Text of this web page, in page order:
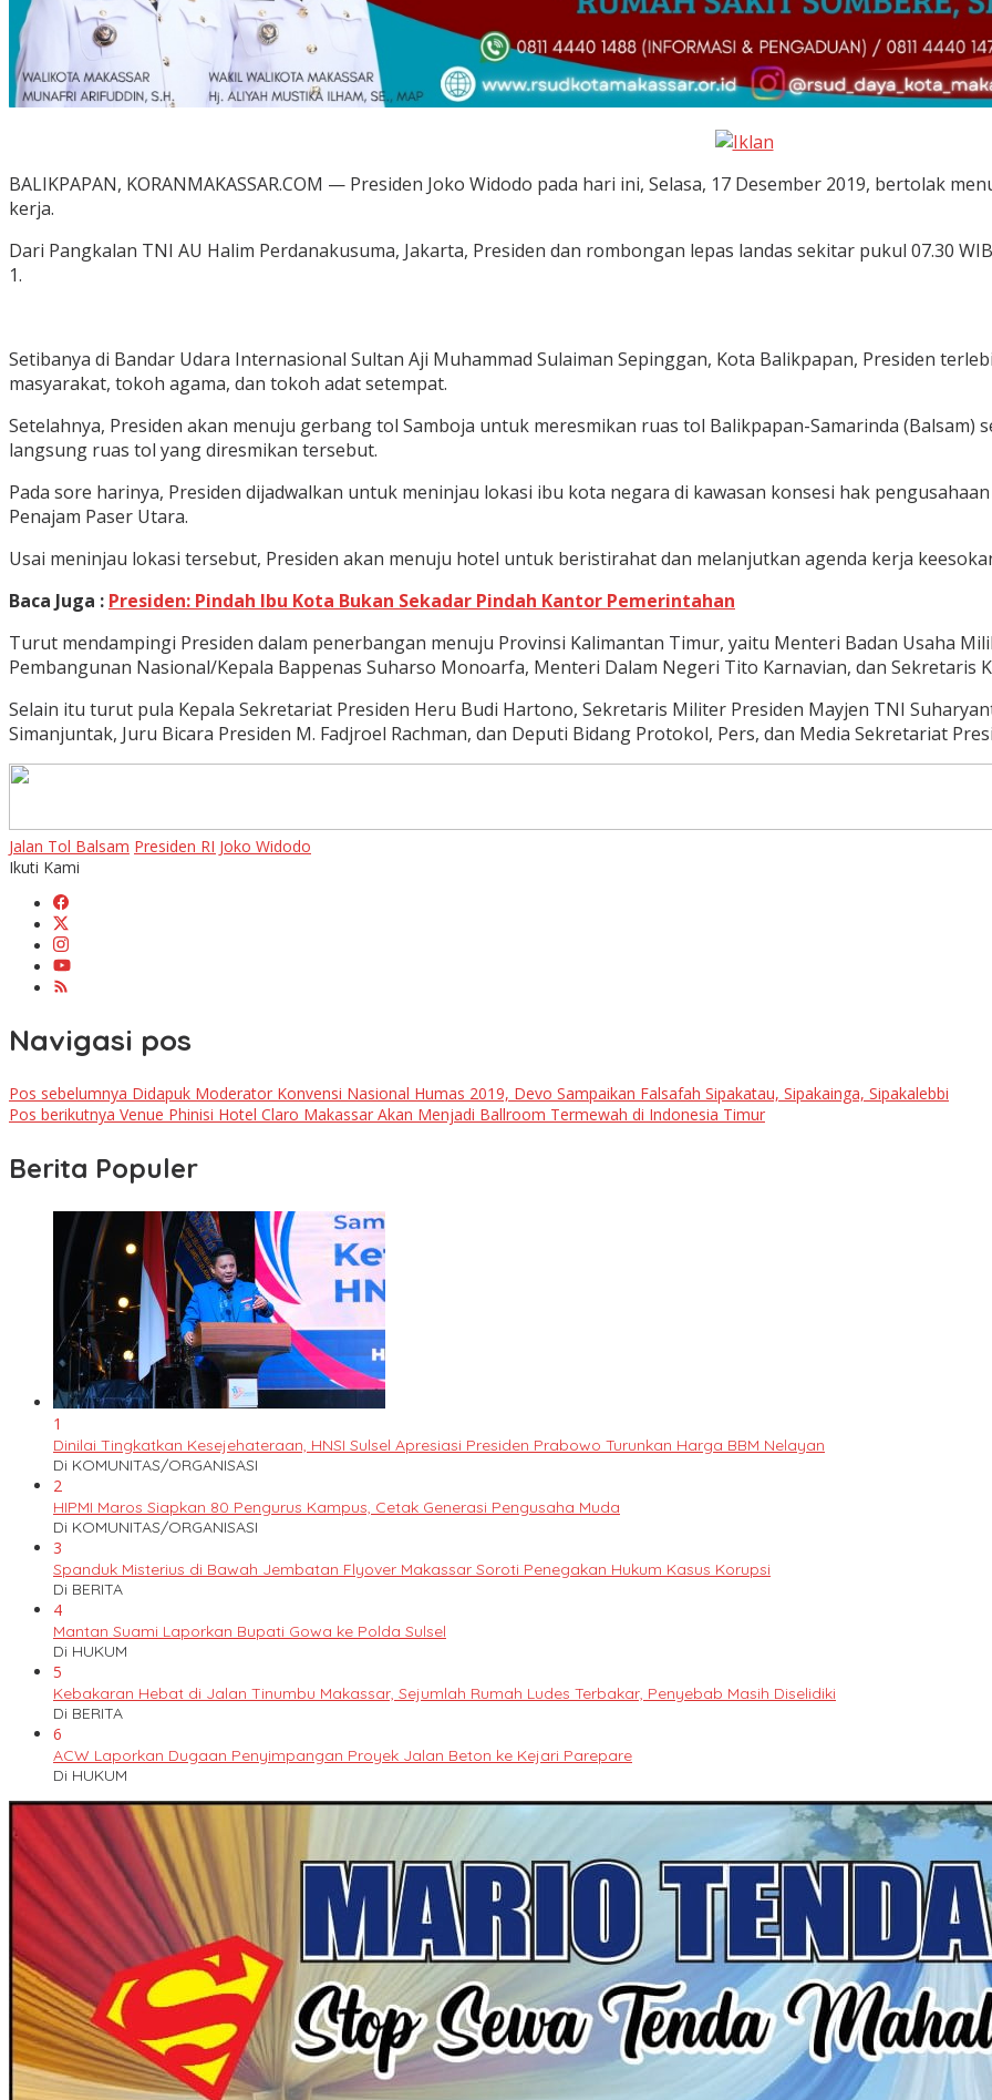
BALIKPAPAN, KORANMAKASSAR.COM — Presiden Joko Widodo pada hari ini, Selasa, 17 Desember 2019, bertolak
kerja.
Dari Pangkalan TNI AU Halim Perdanakusuma, Jakarta, Presiden dan rombongan lepas landas sekitar pukul 07.30
1.
Setibanya di Bandar Udara Internasional Sultan Aji Muhammad Sulaiman Sepinggan, Kota Balikpapan, Presiden
masyarakat, tokoh agama, dan tokoh adat setempat.
Setelahnya, Presiden akan menuju gerbang tol Samboja untuk meresmikan ruas tol Balikpapan-Samarinda (Balsam)
langsung ruas tol yang diresmikan tersebut.
Pada sore harinya, Presiden dijadwalkan untuk meninjau lokasi ibu kota negara di kawasan konsesi hak
Penajam Paser Utara.
Usai meninjau lokasi tersebut, Presiden akan menuju hotel untuk beristirahat dan melanjutkan agenda kerja
Baca Juga : Presiden: Pindah Ibu Kota Bukan Sekadar Pindah Kantor Pemerintahan
Turut mendampingi Presiden dalam penerbangan menuju Provinsi Kalimantan Timur, yaitu Menteri Badan Usaha
Pembangunan Nasional/Kepala Bappenas Suharso Monoarfa, Menteri Dalam Negeri Tito Karnavian, dan Sekretaris
Selain itu turut pula Kepala Sekretariat Presiden Heru Budi Hartono, Sekretaris Militer Presiden Mayjen TNI
Simanjuntak, Juru Bicara Presiden M. Fadjroel Rachman, dan Deputi Bidang Protokol, Pers, dan Media Sekretariat
Jalan Tol Balsam Presiden RI Joko Widodo
Ikuti Kami
Navigasi pos
Pos sebelumnya Didapuk Moderator Konvensi Nasional Humas 2019, Devo Sampaikan Falsafah Sipakatau, Sipakainga, Sipakalebbi
Pos berikutnya Venue Phinisi Hotel Claro Makassar Akan Menjadi Ballroom Termewah di Indonesia Timur
Berita Populer
1
Dinilai Tingkatkan Kesejehateraan, HNSI Sulsel Apresiasi Presiden Prabowo Turunkan Harga BBM Nelayan
Di KOMUNITAS/ORGANISASI
2
HIPMI Maros Siapkan 80 Pengurus Kampus, Cetak Generasi Pengusaha Muda
Di KOMUNITAS/ORGANISASI
3
Spanduk Misterius di Bawah Jembatan Flyover Makassar Soroti Penegakan Hukum Kasus Korupsi
Di BERITA
4
Mantan Suami Laporkan Bupati Gowa ke Polda Sulsel
Di HUKUM
5
Kebakaran Hebat di Jalan Tinumbu Makassar, Sejumlah Rumah Ludes Terbakar, Penyebab Masih Diselidiki
Di BERITA
6
ACW Laporkan Dugaan Penyimpangan Proyek Jalan Beton ke Kejari Parepare
Di HUKUM